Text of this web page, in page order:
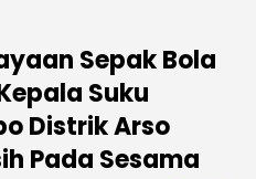
Sepak Bola
Suku
Distrik Arso
Pada Sesama